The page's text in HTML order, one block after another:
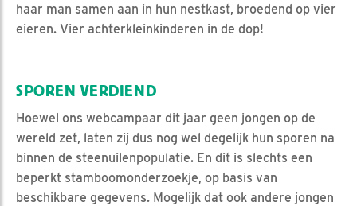
haar man samen aan in hun nestkast, broedend op vier
eieren. Vier achterkleinkinderen in de dop!
SPOREN VERDIEND
Hoewel ons webcampaar dit jaar geen jongen op de
wereld zet, laten zij dus nog wel degelijk hun sporen na
binnen de steenuilenpopulatie. En dit is slechts een
beperkt stamboomonderzoekje, op basis van
beschikbare gegevens. Mogelijk dat ook andere jongen